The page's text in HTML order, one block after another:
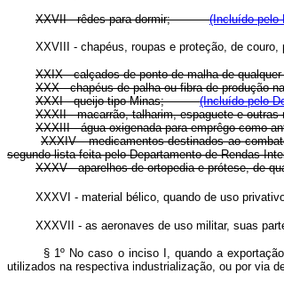
XXVII - rêdes para dormir;(Incluído pelo
XXVIII - chapéus, roupas e proteção, de couro,
XXIX - calçados de ponto de malha de
XXX - chapéus de palha ou fibra de
XXXI - queijo tipo Minas;(Incluído pelo
XXXII - macarrão, talharim, espaguete e
XXXIII - água oxigenada para emprêgo
XXXIV - medicamentos destinados ao
segundo lista feita pelo Departamento de
XXXV - aparelhos de ortopedia e prótese,
XXXVI - material bélico, quando de uso
XXXVII - as aeronaves de uso militar, suas
§ 1º No caso o inciso I, quando a
utilizados na respectiva industrialização, ou por via